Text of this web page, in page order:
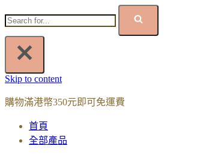
Skip to content
購物滿港幣350元即可免運費
首頁
全部產品